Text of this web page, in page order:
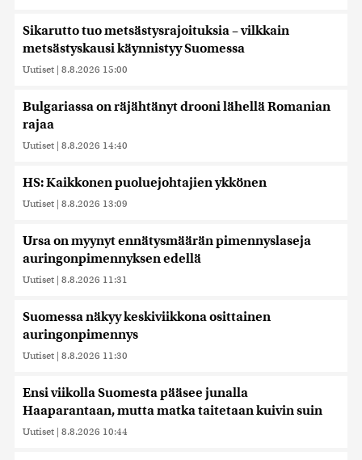
Sikarutto tuo metsästysrajoituksia – vilkkain
metsästyskausi käynnistyy Suomessa
Uutiset | 8.8.2026 15:00
Bulgariassa on räjähtänyt drooni lähellä Romanian
rajaa
Uutiset | 8.8.2026 14:40
HS: Kaikkonen puoluejohtajien ykkönen
Uutiset | 8.8.2026 13:09
Ursa on myynyt ennätysmäärän pimennyslaseja
auringonpimennyksen edellä
Uutiset | 8.8.2026 11:31
Suomessa näkyy keskiviikkona osittainen
auringonpimennys
Uutiset | 8.8.2026 11:30
Ensi viikolla Suomesta pääsee junalla
Haaparantaan, mutta matka taitetaan kuivin suin
Uutiset | 8.8.2026 10:44